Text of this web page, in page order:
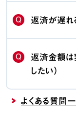
Q 返済が遅れ
Q
返済金額は
したい）
よくある質問